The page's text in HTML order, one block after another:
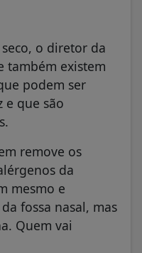
o diretor da
também existem
podem ser
e que são
remove os
da
mesmo e
fossa nasal, mas
Quem vai